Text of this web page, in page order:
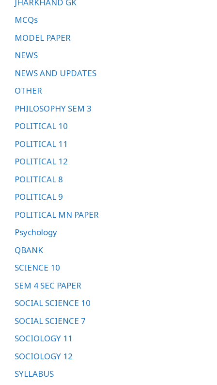
MCQs
MODEL PAPER
NEWS
NEWS AND UPDATES
OTHER
PHILOSOPHY SEM 3
POLITICAL 10
POLITICAL 11
POLITICAL 12
POLITICAL 8
POLITICAL 9
POLITICAL MN PAPER
Psychology
QBANK
SCIENCE 10
SEM 4 SEC PAPER
SOCIAL SCIENCE 10
SOCIAL SCIENCE 7
SOCIOLOGY 11
SOCIOLOGY 12
SYLLABUS